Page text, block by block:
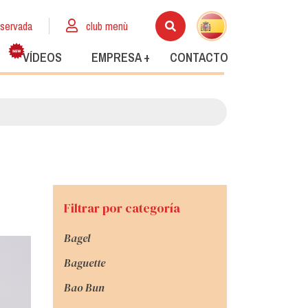
club menù
VÍDEOS EMPRESA + CONTACTO
Filtrar por categoría
Bagel
Baguette
Bao Bun